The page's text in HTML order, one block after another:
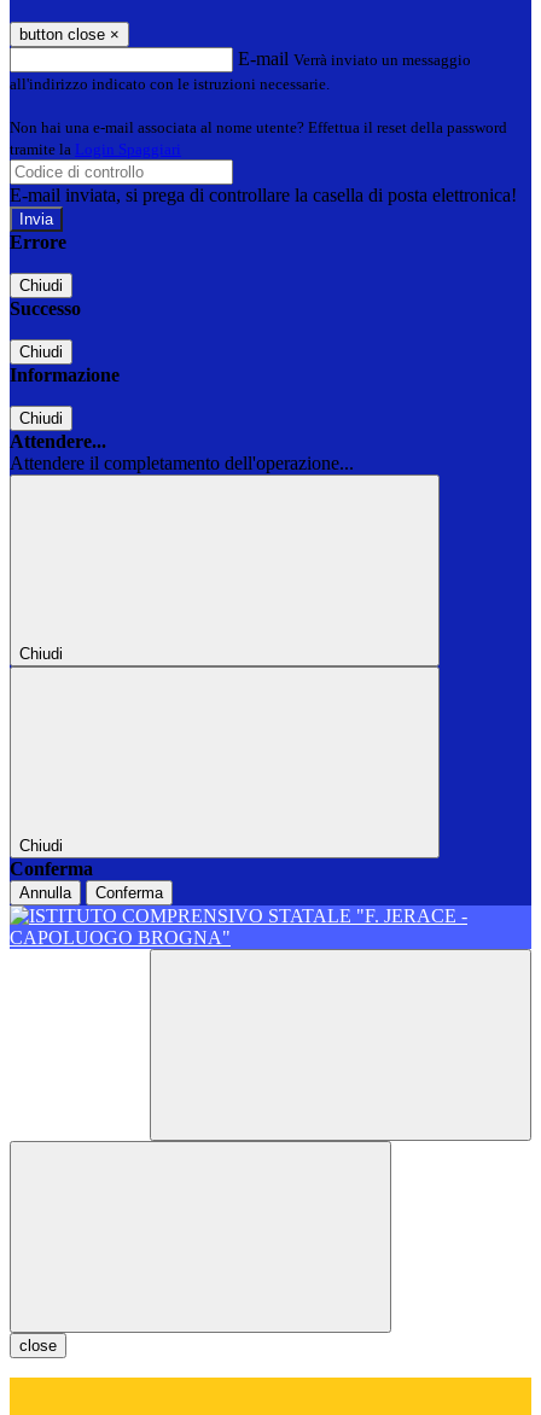
button close ×
E-mail Verrà inviato un messaggio
all'indirizzo indicato con le istruzioni necessarie.
Non hai una e-mail associata al nome utente? Effettua il reset della password
tramite la Login Spaggiari
E-mail inviata, si prega di controllare la casella di posta elettronica!
Errore
Chiudi
Successo
Chiudi
Informazione
Chiudi
Attendere...
Attendere il completamento dell'operazione...
Chiudi
Chiudi
Conferma
Annulla Conferma
close